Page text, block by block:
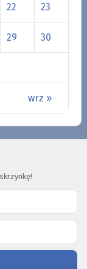
wrz »
22 23
29 30